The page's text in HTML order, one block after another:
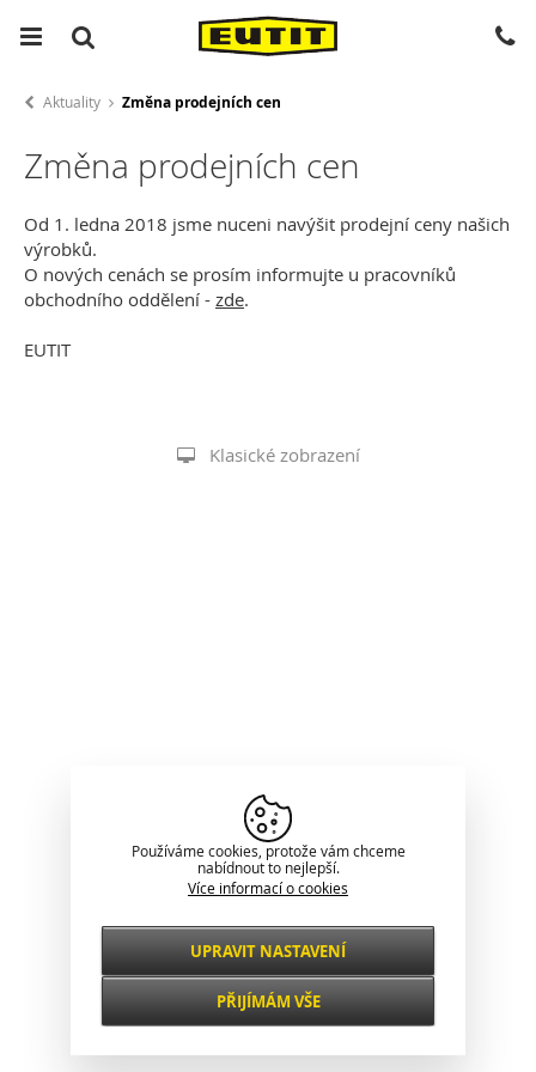
Aktuality Změna prodejních cen
Změna prodejních cen
Od 1. ledna 2018 jsme nuceni navýšit prodejní ceny našich
výrobků.
O nových cenách se prosím informujte u pracovníků
obchodního oddělení - zde.
EUTIT
Klasické zobrazení
Používáme cookies, protože vám chceme
nabídnout to nejlepší.
Více informací o cookies
Nezbytné
VŽDY AKTIVNÍ
Funkční a
UPRAVIT NASTAVENÍ
PŘIJÍMÁM VŠE